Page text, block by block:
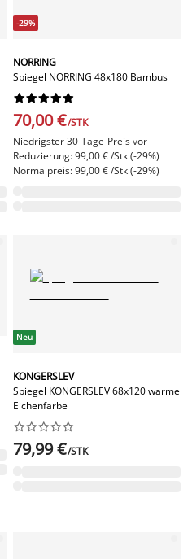
-29%
NORRING
Spiegel NORRING 48x180 Bambus






70,00 €/STK
Niedrigster 30-Tage-Preis vor
Reduzierung: 99,00 € /Stk (-29%)
Normalpreis: 99,00 € /Stk (-29%)
Neu
KONGERSLEV
Spiegel KONGERSLEV 68x120 warme
Eichenfarbe






79,99 €/STK